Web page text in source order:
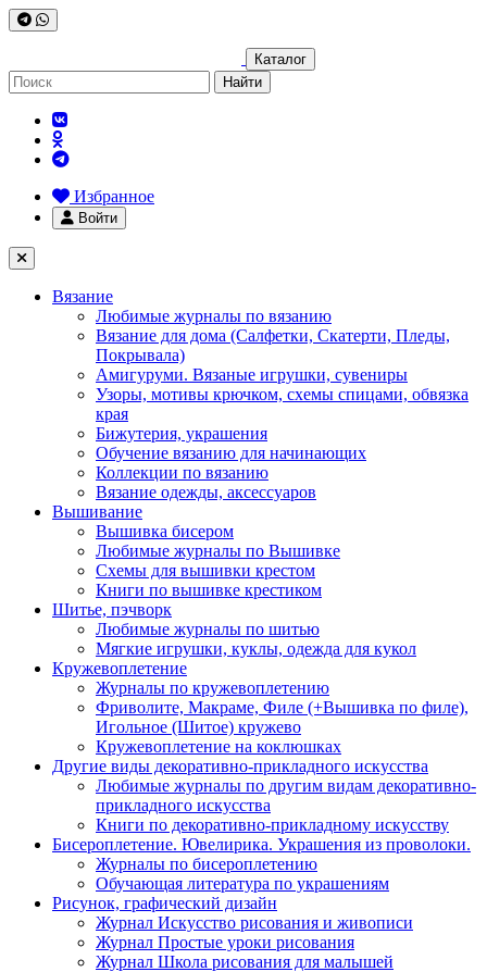
Каталог
Найти
Избранное
Войти
Вязание
Любимые журналы по вязанию
Вязание для дома (Салфетки, Скатерти, Пледы,
Покрывала)
Амигуруми. Вязаные игрушки, сувениры
Узоры, мотивы крючком, схемы спицами, обвязка
края
Бижутерия, украшения
Обучение вязанию для начинающих
Коллекции по вязанию
Вязание одежды, аксессуаров
Вышивание
Вышивка бисером
Любимые журналы по Вышивке
Схемы для вышивки крестом
Книги по вышивке крестиком
Шитье, пэчворк
Любимые журналы по шитью
Мягкие игрушки, куклы, одежда для кукол
Кружевоплетение
Журналы по кружевоплетению
Фриволите, Макраме, Филе (+Вышивка по филе),
Игольное (Шитое) кружево
Кружевоплетение на коклюшках
Другие виды декоративно-прикладного искусства
Любимые журналы по другим видам декоративно-
прикладного искусства
Книги по декоративно-прикладному искусству
Бисероплетение. Ювелирика. Украшения из проволоки.
Журналы по бисероплетению
Обучающая литература по украшениям
Рисунок, графический дизайн
Журнал Искусство рисования и живописи
Журнал Простые уроки рисования
Журнал Школа рисования для малышей